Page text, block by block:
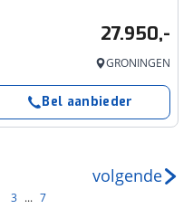
27.950,-
GRONINGEN
Bel aanbieder
3 ... 7
volgende